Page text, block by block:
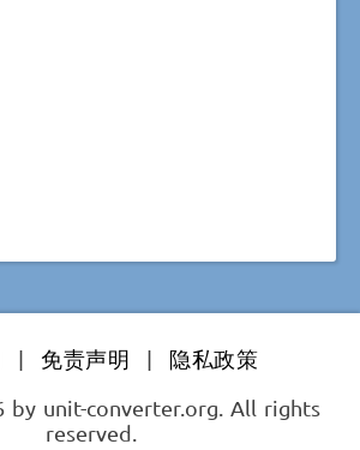
| 免责声明 |
隐私政策
by unit-converter.org. All rights
reserved.